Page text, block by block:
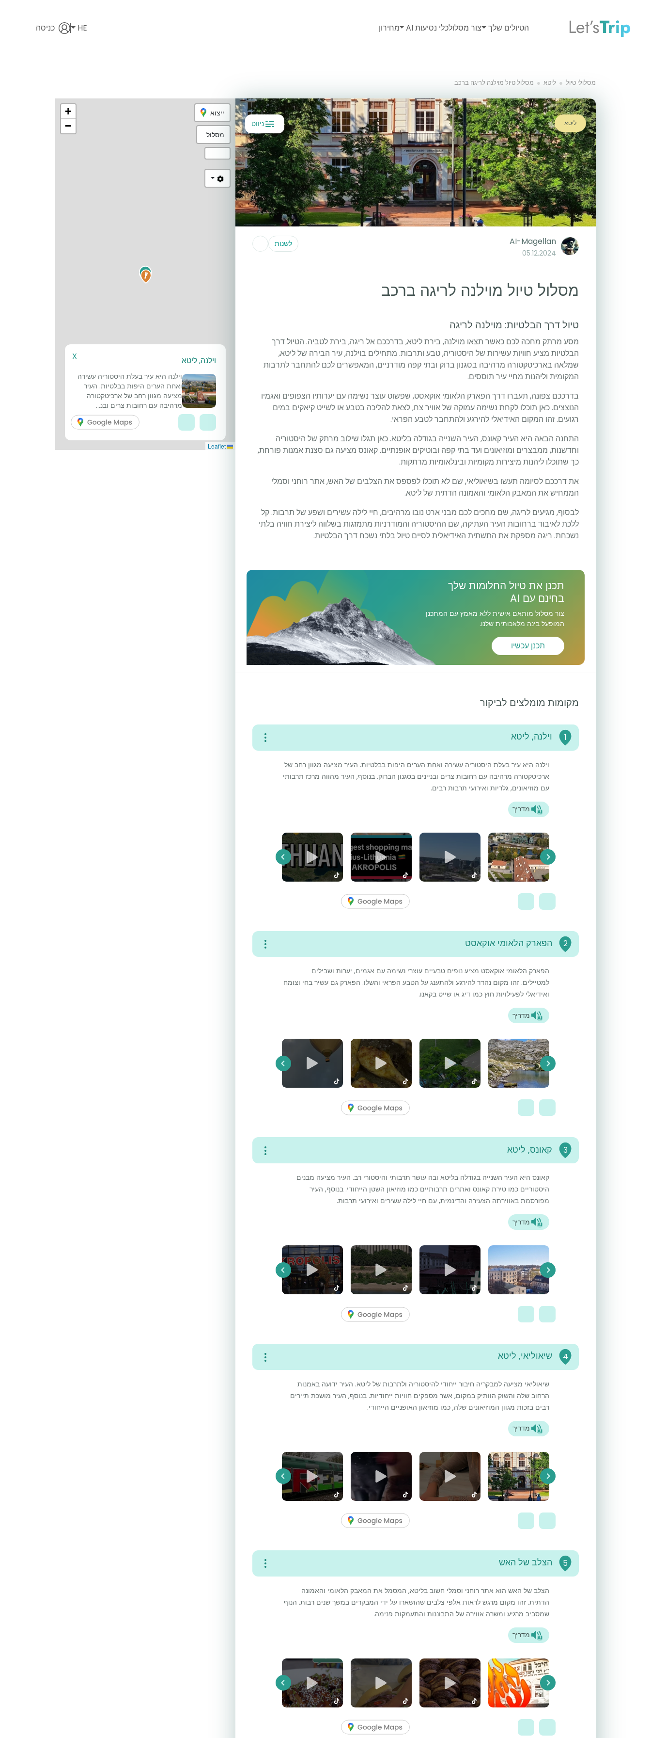
Let’sTrip הטיולים שלך צור מסלולכלי נסיעות AI מחירון HE כניסה
מסלולי טיול ליטא מסלול טיול מוילנה לריגה ברכב
ניווט ליטא
AI-Magellan
05.12.2024
לשנות
מסלול טיול מוילנה לריגה ברכב
טיול דרך הבלטיות: מוילנה לריגה
מסע מרתק מחכה לכם כאשר תצאו מוילנה, בירת ליטא, בדרככם אל ריגה, בירת לטביה. הטיול דרך
הבלטיות מציע חוויות עשירות של היסטוריה, טבע ותרבות. מתחילים בוילנה, עיר הבירה של ליטא,
שמלאה בארכיטקטורה מרהיבה בסגנון ברוק ובתי קפה מודרניים, המאפשרים לכם להתחבר לתרבות
המקומית וליהנות מחיי עיר תוססים.
בדרככם צפונה, תעברו דרך הפארק הלאומי אוקאסט, שפשוט עוצר נשימה עם יערותיו הצפופים ואגמיו
הנוצצים. כאן תוכלו לקחת נשימה עמוקה של אוויר צח, לצאת להליכה בטבע או לשייט קיאקים במים
רגועים. זהו המקום האידיאלי להירגע ולהתחבר לטבע הפראי.
התחנה הבאה היא העיר קאונס, העיר השנייה בגודלה בליטא. כאן תגלו שילוב מרתק של היסטוריה
וחדשנות, ממבצרים ומוזיאונים ועד בתי קפה ובוטיקים אופנתיים. קאונס מציעה גם סצנת אמנות פורחת,
כך שתוכלו ליהנות מיצירות מקומיות ובינלאומיות מרתקות.
את דרככם לסיומה תעשו בשיאוליאי, שם לא תוכלו לפספס את הצלבים של האש, אתר רוחני וסמלי
הממחיש את המאבק הלאומי והאמונה הדתית של ליטא.
לבסוף, מגיעים לריגה, שם מחכים לכם מבני ארט נובו מרהיבים, חיי לילה עשירים ושפע של תרבות. קל
ללכת לאיבוד ברחובות העיר העתיקה, שם ההיסטוריה והמודרניות מתמזגות בשלווה ליצירת חוויה בלתי
נשכחת. ריגה מספקת את התשתית האידיאלית לסיים טיול בלתי נשכח דרך הבלטיות.
תכנן את טיול החלומות שלך
בחינם עם AI
צור מסלול מותאם אישית ללא מאמץ עם המתכנן
המופעל בינה מלאכותית שלנו.
תכנן עכשיו
מקומות מומלצים לביקור
1 וילנה, ליטא
וילנה היא עיר בעלת היסטוריה עשירה ואחת הערים היפות בבלטיות. העיר מציעה מגוון רחב של
ארכיטקטורה מרהיבה עם רחובות צרים ובניינים בסגנון הברוק. בנוסף, העיר מהווה מרכז תרבותי
עם מוזיאונים, גלריות ואירועי תרבות רבים.
מדריך
Previous Next
2 הפארק הלאומי אוקאסט
הפארק הלאומי אוקאסט מציע נופים טבעיים עוצרי נשימה עם אגמים, יערות ושבילים
למטיילים. זהו מקום נהדר להירגע ולהתענג על הטבע הפראי והשלו. הפארק גם עשיר בחי וצומח
ואידיאלי לפעילויות חוץ כמו דיג או שייט בקאנו.
מדריך
Previous Next
3 קאונס, ליטא
קאונס היא העיר השנייה בגודלה בליטא ובה עושר תרבותי והיסטורי רב. העיר מציעה מבנים
היסטוריים כמו טירת קאונס ואתרים תרבותיים כמו מוזיאון השטן הייחודי. בנוסף, העיר
מפורסמת באווירתה הצעירה והדינמית, עם חיי לילה עשירים ואירועי תרבות.
מדריך
Previous Next
4 שיאוליאי, ליטא
שיאוליאי מציעה למבקריה חיבור ייחודי להיסטוריה ולתרבות של ליטא. העיר ידועה באמנות
הרחוב שלה והשוק הוותיק במקום, אשר מספקים חוויות ייחודיות. בנוסף, העיר מושכת תיירים
רבים בזכות מגוון המוזיאונים שלה, כמו מוזיאון האופניים הייחודי.
מדריך
Previous Next
5 הצלב של האש
הצלב של האש הוא אתר רוחני וסמלי חשוב בליטא, המסמל את המאבק הלאומי והאמונה
הדתית. זהו מקום מרגש לראות אלפי צלבים שהושארו על ידי המבקרים במשך שנים רבות. הנוף
שמסביב מרגיע ומשרה אווירה של התבוננות והתעמקות פנימה.
מדריך
Previous Next
1
+
−
ייצוא
מסלול
X וילנה, ליטא
וילנה היא עיר בעלת היסטוריה עשירה
ואחת הערים היפות בבלטיות. העיר
מציעה מגוון רחב של ארכיטקטורה
מרהיבה עם רחובות צרים ובנ...